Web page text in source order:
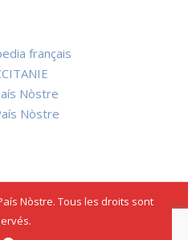
français
Nòstre
Nòstre
Nòstre. Tous les droits sont